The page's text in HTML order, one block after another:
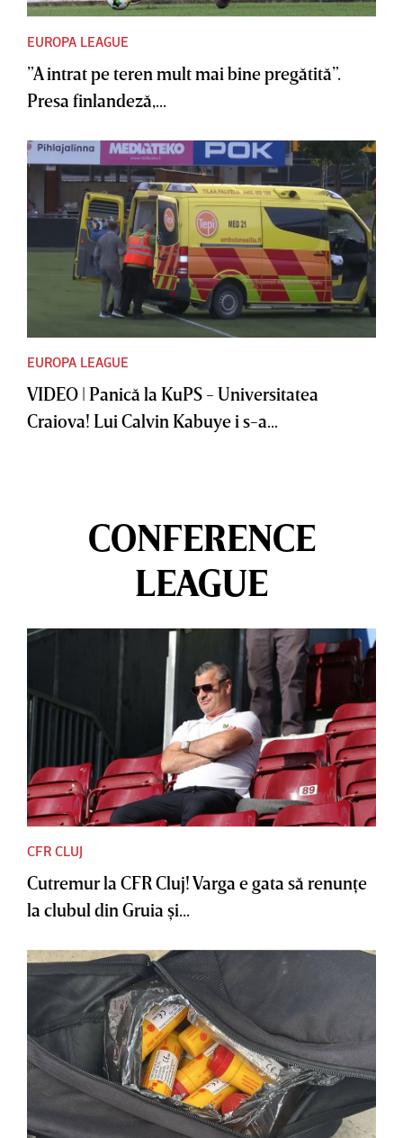
EUROPA LEAGUE
”A intrat pe teren mult mai bine pregătită”.
Presa finlandeză,...
EUROPA LEAGUE
VIDEO | Panică la KuPS - Universitatea
Craiova! Lui Calvin Kabuye i s-a...
CONFERENCE
LEAGUE
CFR CLUJ
Cutremur la CFR Cluj! Varga e gata să renunţe
la clubul din Gruia şi...